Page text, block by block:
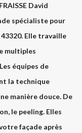
David
spécialiste pour
43320. Elle travaille
multiples
équipes de
la technique
manière douce. De
le peeling. Elles
façade après